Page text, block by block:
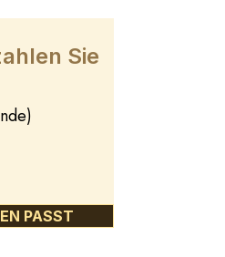
Sie
PASST